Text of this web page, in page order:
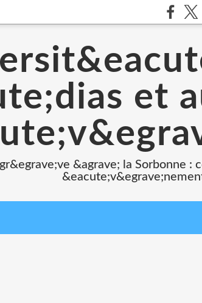
et
&agrave; la Sorbonne :